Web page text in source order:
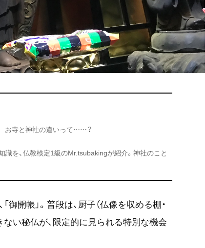
寺と神社の違いって……？
を、仏教検定1級のMr.tsubakingが紹介。神社のこと
御開帳」。 普段は、厨子（仏像を収める棚・
い秘仏が、限定的に見られる特別な機会